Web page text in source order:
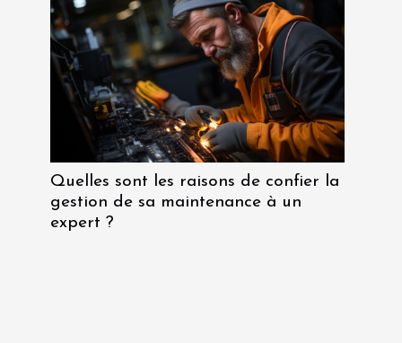
Quelles sont les raisons de confier la
gestion de sa maintenance à un
expert ?